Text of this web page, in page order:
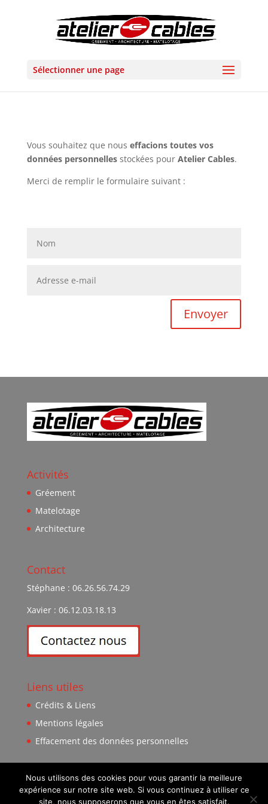
Sélectionner une page
Vous souhaitez que nous effacions toutes vos
données personnellesstockées pour Atelier Cables.
Merci de remplir le formulaire suivant :
Envoyer
Activités
Gréement
Matelotage
Architecture
Contact
Stéphane : 06.26.56.74.29
Xavier : 06.12.03.18.13
Liens utiles
Crédits & Liens
Mentions légales
Effacement des données personnelles
Nous utilisons des cookies pour vous garantir la meilleure
expérience sur notre site web. Si vous continuez à utiliser ce
site, nous supposerons que vous en êtes satisfait.